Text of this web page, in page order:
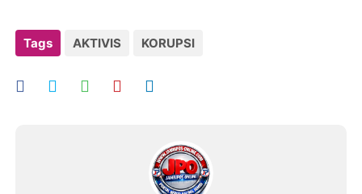
Tags AKTIVIS KORUPSI